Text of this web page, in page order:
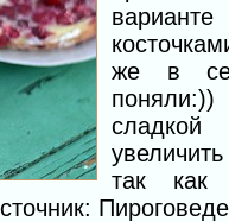
же в
сладкой
так как